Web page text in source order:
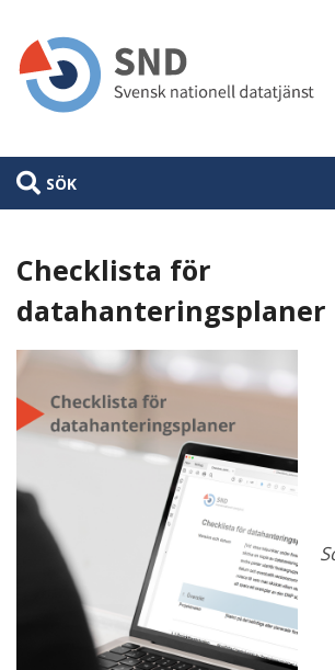
huvudinnehåll
SÖK
Checklista för
datahanteringsplaner